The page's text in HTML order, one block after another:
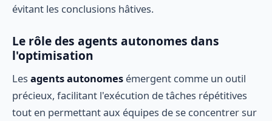
évitant les conclusions hâtives.
Le rôle des agents autonomes dans
l'optimisation
Les agents autonomes émergent comme un outil
précieux, facilitant l'exécution de tâches répétitives
tout en permettant aux équipes de se concentrer sur